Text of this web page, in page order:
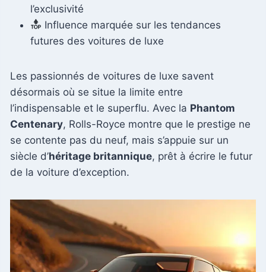
l’exclusivité
Influence marquée sur les tendances
futures des voitures de luxe
Les passionnés de voitures de luxe savent
désormais où se situe la limite entre
l’indispensable et le superflu. Avec la Phantom
Centenary, Rolls-Royce montre que le prestige ne
se contente pas du neuf, mais s’appuie sur un
siècle d’héritage britannique, prêt à écrire le futur
de la voiture d’exception.